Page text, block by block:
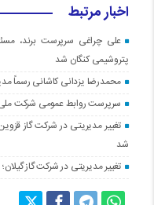
اخبار مرتبط
علی چراغی سرپرست برند،
پتروشیمی کنگان شد
محمدرضا یزدانی کاشانی رسماً
سرپرست روابط عمومی شرکت
تغییر مدیریتی در شرکت گاز
شد
تغییر مدیریتی در شرکت گاز